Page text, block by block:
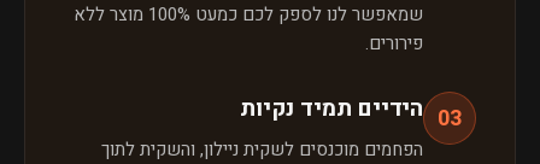
שמאפשר לנו לספק לכם כמעט 100% מוצר ללא
פירורים.
03 הידיים תמיד נקיות
הפחמים מוכנסים לשקית ניילון, והשקית לתוך